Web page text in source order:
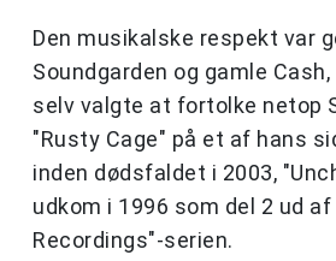
Den musikalske respekt var
Soundgarden og gamle
selv valgte at fortolke netop
"Rusty Cage" på et af hans
inden dødsfaldet i 2003,
udkom i 1996 som del 2 ud
Recordings"-serien.